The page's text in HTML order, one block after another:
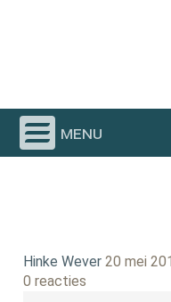
menu
Hinke Wever 20 mei
0 reacties